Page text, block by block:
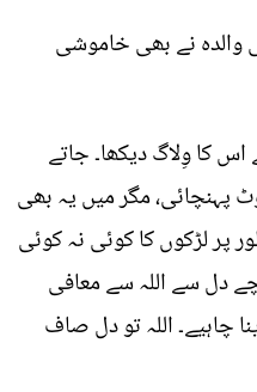
نے بھی خاموشی
کا وِلاگ دیکھا۔ جاتے
پہنچائی، مگر میں یہ بھی
پر لڑکوں کا کوئی نہ کوئی
دل سے اللہ سے معافی
چاہیے۔ اللہ تو دل صاف